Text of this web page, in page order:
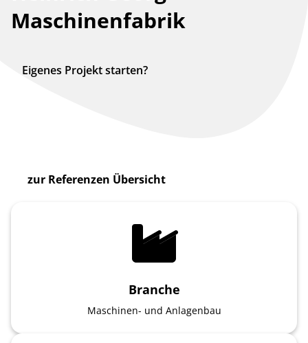
Maschinenfabrik
Eigenes Projekt starten?
zur Referenzen Übersicht
Branche
Maschinen- und Anlagenbau